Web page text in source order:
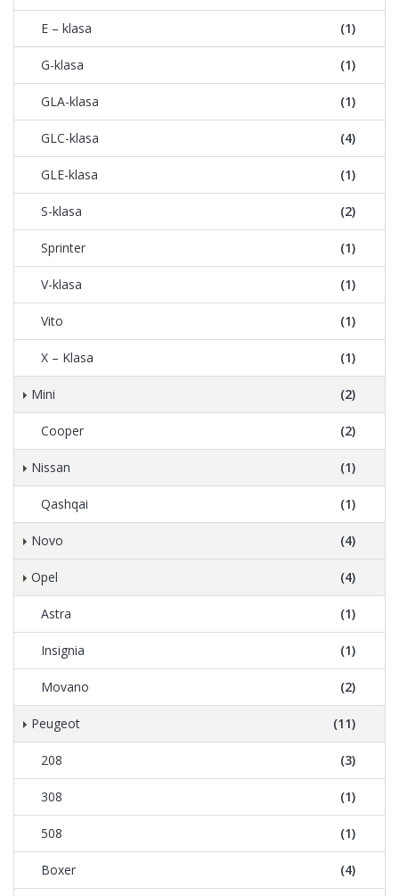
E – klasa (1)
G-klasa (1)
GLA-klasa (1)
GLC-klasa (4)
GLE-klasa (1)
S-klasa (2)
Sprinter (1)
V-klasa (1)
Vito (1)
X – Klasa (1)
Mini (2)
Cooper (2)
Nissan (1)
Qashqai (1)
Novo (4)
Opel (4)
Astra (1)
Insignia (1)
Movano (2)
Peugeot (11)
208 (3)
308 (1)
508 (1)
Boxer (4)